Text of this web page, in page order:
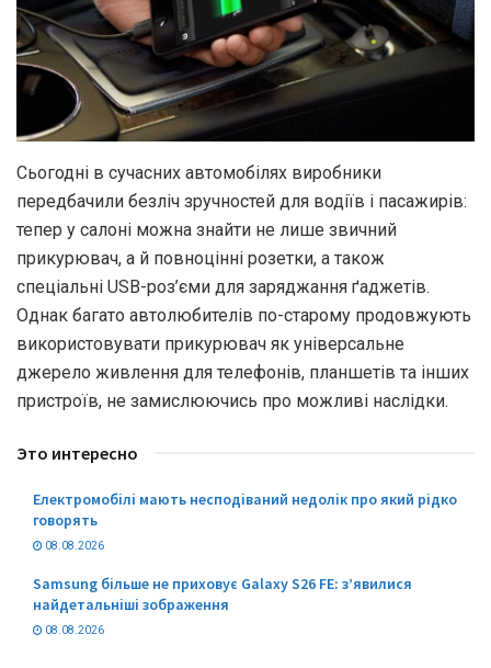
Сьогодні в сучасних автомобілях виробники
передбачили безліч зручностей для водіїв і пасажирів:
тепер у салоні можна знайти не лише звичний
прикурювач, а й повноцінні розетки, а також
спеціальні USB-роз’єми для заряджання ґаджетів.
Однак багато автолюбителів по-старому продовжують
використовувати прикурювач як універсальне
джерело живлення для телефонів, планшетів та інших
пристроїв, не замислюючись про можливі наслідки.
Это интересно
Електромобілі мають несподіваний недолік про який рідко
говорять
08.08.2026
Samsung більше не приховує Galaxy S26 FE: з’явилися
найдетальніші зображення
08.08.2026